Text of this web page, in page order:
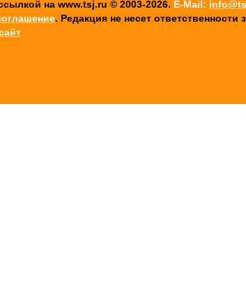
на www.tsj.ru © 2003-2026. E-Mail:
. Редакция не несет